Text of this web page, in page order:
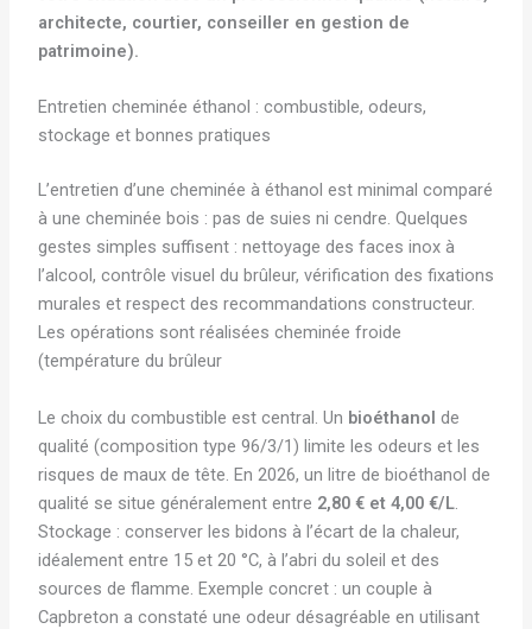
architecte, courtier, conseiller en gestion de
patrimoine).
Entretien cheminée éthanol : combustible, odeurs,
stockage et bonnes pratiques
L’entretien d’une cheminée à éthanol est minimal comparé
à une cheminée bois : pas de suies ni cendre. Quelques
gestes simples suffisent : nettoyage des faces inox à
l’alcool, contrôle visuel du brûleur, vérification des fixations
murales et respect des recommandations constructeur.
Les opérations sont réalisées cheminée froide
(température du brûleur
Le choix du combustible est central. Un bioéthanol de
qualité (composition type 96/3/1) limite les odeurs et les
risques de maux de tête. En 2026, un litre de bioéthanol de
qualité se situe généralement entre 2,80 € et 4,00 €/L.
Stockage : conserver les bidons à l’écart de la chaleur,
idéalement entre 15 et 20 °C, à l’abri du soleil et des
sources de flamme. Exemple concret : un couple à
Capbreton a constaté une odeur désagréable en utilisant